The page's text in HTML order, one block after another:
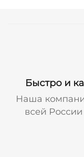
Быстро и
Наша
всей